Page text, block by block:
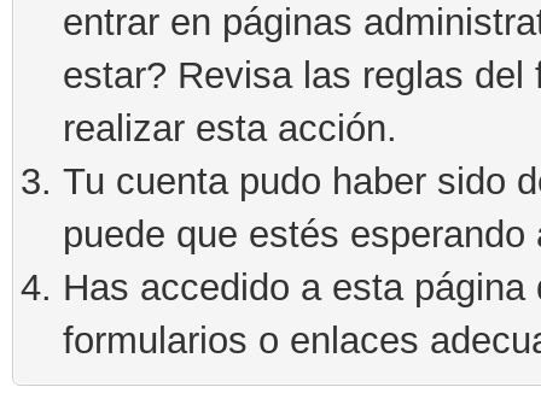
entrar en páginas
estar? Revisa las reglas
realizar esta acción.
Tu cuenta pudo haber sido
puede que estés esperando
Has accedido a esta
formularios o enlaces